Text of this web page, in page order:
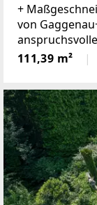
+
von
Leinwand+
111,39 m²